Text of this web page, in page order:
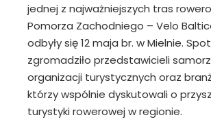
jednej z najważniejszych tras
Pomorza Zachodniego – Velo
odbyły się 12 maja br. w Mielnie.
zgromadziło przedstawicieli
organizacji turystycznych oraz
którzy wspólnie dyskutowali o
turystyki rowerowej w regionie.